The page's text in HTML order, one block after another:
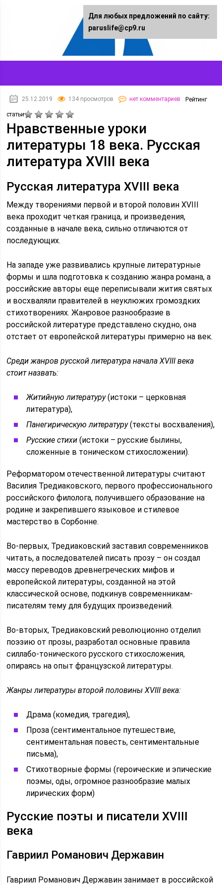
25.12.2019 134 просмотров нет комментариев Рейтинг
статьи
Нравственные уроки
литературы 18 века. Русская
литература XVIII века
Русская литература XVIII века
Между творениями первой и второй половин XVIII
века проходит четкая граница, и произведения,
созданные в начале века, сильно отличаются от
последующих.
На западе уже развивались крупные литературные
формы и шла подготовка к созданию жанра романа, а
российские авторы еще переписывали жития святых
и восхваляли правителей в неуклюжих громоздких
стихотворениях. Жанровое разнообразие в
российской литературе представлено скудно, она
отстает от европейской литературы примерно на век.
Среди жанров русской литература начала XVIII века
стоит назвать:
Житийную литературу(истоки – церковная
литература),
Панегирическую литературу(тексты восхваления),
Русские стихи (истоки – русские былины,
сложенные в тоническом стихосложении).
Реформатором отечественной литературы считают
Василия Тредиаковского, первого профессионального
российского филолога, получившего образование на
родине и закрепившего языковое и стилевое
мастерство в Сорбонне.
Во-первых, Тредиаковский заставил современников
читать, а последователей писать прозу – он создал
массу переводов древнегреческих мифов и
европейской литературы, созданной на этой
классической основе, подкинув современникам-
писателям тему для будущих произведений.
Во-вторых, Тредиаковский революционно отделил
поэзию от прозы, разработал основные правила
силлабо-тонического русского стихосложения,
опираясь на опыт французской литературы.
Жанры литературы второй половины XVIII века:
Драма (комедия, трагедия),
Проза (сентиментальное путешествие,
сентиментальная повесть, сентиментальные
письма),
Стихотворные формы (героические и эпические
поэмы, оды, огромное разнообразие малых
лирических форм)
Русские поэты и писатели XVIII
века
Гавриил Романович Державин
Гавриил Романович Державин занимает в российской
Для любых предложений по сайту:
paruslife@cp9.ru